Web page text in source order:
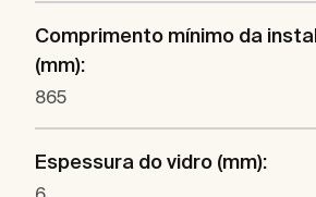
Comprimento mínimo da
(mm):
865
Espessura do vidro (mm):